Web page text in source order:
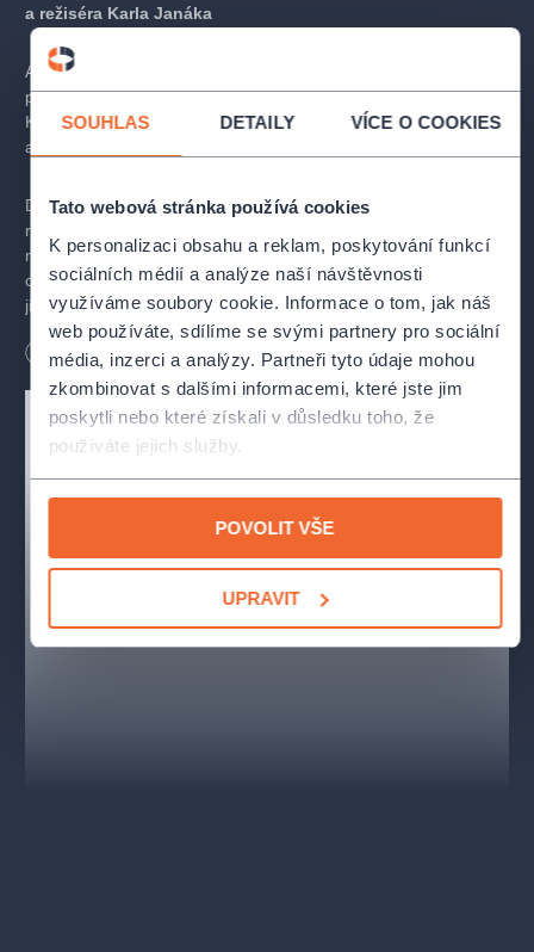
SOUHLAS DETAILY VÍCE O COOKIES
Tato webová stránka používá cookies
K personalizaci obsahu a reklam, poskytování funkcí
sociálních médií a analýze naší návštěvnosti
využíváme soubory cookie. Informace o tom, jak náš
web používáte, sdílíme se svými partnery pro sociální
média, inzerci a analýzy. Partneři tyto údaje mohou
zkombinovat s dalšími informacemi, které jste jim
poskytli nebo které získali v důsledku toho, že
používáte jejich služby.
POVOLIT VŠE
UPRAVIT
a režiséra Karla Janáka
Aneb − když si vybíráme partnera, máme právo zvolit si i jeho
pohlaví?
Komedie zpracovává aktuální společenské téma, dovedené do
absurdity − nebo možná už ani ne?
Dva cizí lidé, co se potřebovali jen přitulit, si domluvili vášnivé
rande na anonymní seznamce. Kdyby jen tušili, že jsou oba
muži, a že se jejich dlouho očekávaná schůzka zvrtne v něco,
co si ani v nejšílenějším snu nedokázali představit… V něco, co
jim převrátí život vzhůru nohama, a co se jim rozhodně nebude
líbit.
Tato originální komedie divákům nabízí veselou cestu od
bláznivého nedorozumění až k neobyčejně korektní totalitě. To
vše za doprovodu těch největších českých a slovenských hitů
uplynulých sedmdesáti let (‘Láska je láska’, ‘To se mi líbí’,
‘Zvonky štěstí’, ‘Ach, ta láska nebeská’, ‘Za svou pravdou
stát’…)
Autor ve hře vtipným způsobem poukazuje na to, co se může
stát, když se z tak intimních věcí, jako je sexualita a láska, stane
nástroj moci. Jak sám říká, některé scénáře píše na zakázku,
hyperkorektnosti… a zatím ještě do absurdna dovádí, jak to vše
Délka 90 minut